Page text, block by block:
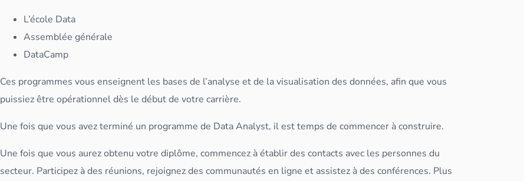
L’école Data
Assemblée générale
DataCamp
Ces programmes vous enseignent les bases de l’analyse et de la visualisation desdonnées, afin que vous
puissiez être opérationnel dès le début de votre carrière.
Une fois que vous avez terminé un programme de Data Analyst, il est temps de commencer à construire.
Une fois que vous aurez obtenu votre diplôme, commencez à établir des contacts avec les personnes du
secteur. Participez à des réunions, rejoignez des communautés en ligne et assistez à des conférences. Plus